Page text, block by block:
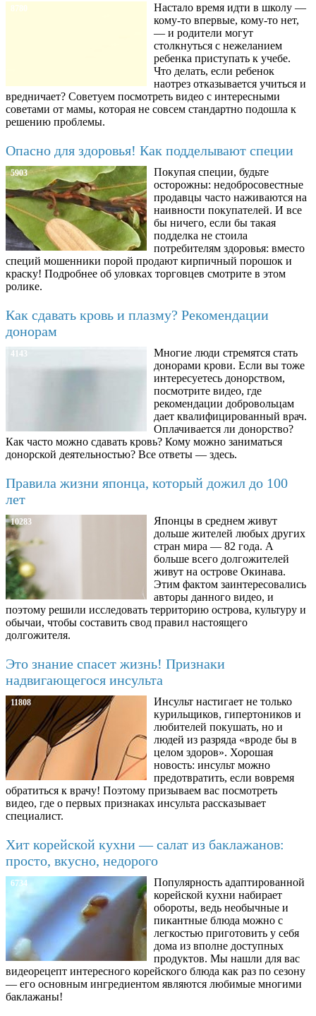
8780
Настало время идти в школу —
кому-то впервые, кому-то нет,
— и родители могут
столкнуться с нежеланием
ребенка приступать к учебе.
Что делать, если ребенок
наотрез отказывается учиться и
вредничает? Советуем посмотреть видео с интересными
советами от мамы, которая не совсем стандартно подошла к
решению проблемы.
Опасно для здоровья! Как подделывают специи
5903
Покупая специи, будьте
осторожны: недобросовестные
продавцы часто наживаются на
наивности покупателей. И все
бы ничего, если бы такая
подделка не стоила
потребителям здоровья: вместо
специй мошенники порой продают кирпичный порошок и
краску! Подробнее об уловках торговцев смотрите в этом
ролике.
Как сдавать кровь и плазму? Рекомендации
донорам
4143
Многие люди стремятся стать
донорами крови. Если вы тоже
интересуетесь донорством,
посмотрите видео, где
рекомендации добровольцам
дает квалифицированный врач.
Оплачивается ли донорство?
Как часто можно сдавать кровь? Кому можно заниматься
донорской деятельностью? Все ответы — здесь.
Правила жизни японца, который дожил до 100
лет
10283
Японцы в среднем живут
дольше жителей любых других
стран мира — 82 года. А
больше всего долгожителей
живут на острове Окинава.
Этим фактом заинтересовались
авторы данного видео, и
поэтому решили исследовать территорию острова, культуру и
обычаи, чтобы составить свод правил настоящего
долгожителя.
Это знание спасет жизнь! Признаки
надвигающегося инсульта
11808
Инсульт настигает не только
курильщиков, гипертоников и
любителей покушать, но и
людей из разряда «вроде бы в
целом здоров». Хорошая
новость: инсульт можно
предотвратить, если вовремя
обратиться к врачу! Поэтому призываем вас посмотреть
видео, где о первых признаках инсульта рассказывает
специалист.
Хит корейской кухни — салат из баклажанов:
просто, вкусно, недорого
6734
Популярность адаптированной
корейской кухни набирает
обороты, ведь необычные и
пикантные блюда можно с
легкостью приготовить у себя
дома из вполне доступных
продуктов. Мы нашли для вас
видеорецепт интересного корейского блюда как раз по сезону
— его основным ингредиентом являются любимые многими
баклажаны!